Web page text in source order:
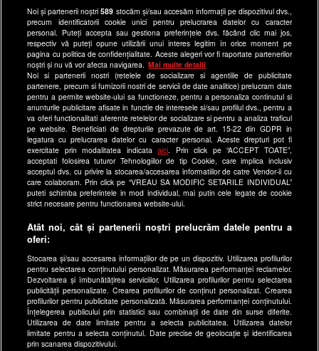
Anunturi gratuite pe Lajumate.ro
Ultimele Stiri
Program Happy Channel
Echipa editorială
Site-uri Antena Group
a1.ro
antenastars.ro
as.ro
catine.ro
chefi.ro
deparinti.ro
medicool.ro
spynews.ro
useit.ro
retetefeldefel.ro
zutv.ro
Trends AntenaPLAY
Noi și partenerii noștri589 stocăm și/sau accesăm informații pe dispozitivul dvs.,
precum identificatorii cookie unici pentru prelucrarea datelor cu caracter
personal. Puteți accepta sau gestiona preferințele dvs. făcând clic mai jos,
respectiv vă puteți opune utilizării unui interes legitim în orice moment pe
pagina cu politica de confidențialitate. Aceste alegeri vor fi raportate partenerilor
noștri și nu vă vor afecta navigarea.
Mai multe detalii
Noi si partenerii nostri (retelele de socializare si agentiile de publicitate
partenere, precum si furnizorii nostri de servicii de date analitice) prelucram date
pentru a permite website-ului sa functioneze, pentru a personaliza continutul si
anunturile publicitare afisate in functie de interesele si/sau profilul dvs., pentru a
va oferi functionalitati aferente retelelor de socializare si pentru a analiza traficul
pe website. Beneficiati de drepturile prevazute de art. 15-22 din GDPR in
legatura cu prelucrarea datelor cu caracter personal. Aceste drepturi pot fi
exercitate prin modalitatea indicataaici . Prin click pe “ACCEPT TOATE”,
acceptati folosirea tuturor Tehnologiilor de tip Cookie, care implica inclusiv
acceptul dvs. cu privire la stocarea/accesarea informatiilor de catre Vendor-ii cu
care colaboram. Prin click pe “VREAU SA MODIFIC SETARILE INDIVIDUAL”
puteti schimba preferintele in mod individual, mai putin cele legate de cookie
strict necesare pentru functionarea website-ului.
Atât noi, cât și partenerii noștri prelucrăm datele pentru a
oferi:
Stocarea și/sau accesarea informațiilor de pe un dispozitiv. Utilizarea profilurilor
pentru selectarea conținutului personalizat. Măsurarea performanței reclamelor.
Dezvoltarea și îmbunătățirea serviciilor. Utilizarea profilurilor pentru selectarea
publicității personalizate. Crearea profilurilor de conținut personalizat. Crearea
profilurilor pentru publicitate personalizată. Măsurarea performanței conținutului.
Înțelegerea publicului prin statistici sau combinații de date din surse diferite.
Utilizarea de date limitate pentru a selecta publicitatea. Utilizarea datelor
limitate pentru a selecta conținutul. Date precise de geolocație și identificarea
prin scanarea dispozitivului.